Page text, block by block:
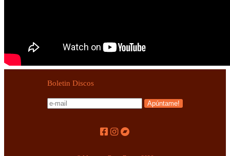
Boletin Discos